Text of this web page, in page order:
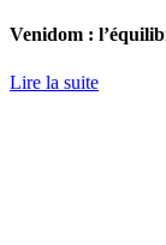
Venidom :
Lire la suite